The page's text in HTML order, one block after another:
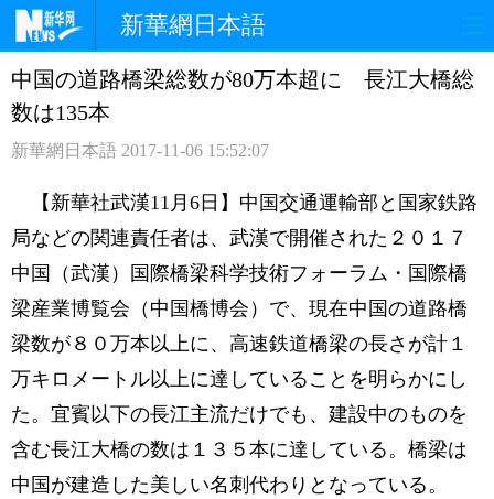
新華網日本語
ホームページ 政治 経済
観光 評論 写真
中日対訳
中国の道路橋梁総数が80万本超に 長江大橋総
数は135本
新華網日本語 2017-11-06 15:52:07
【新華社武漢11月6日】中国交通運輸部と国家鉄路
局などの関連責任者は、武漢で開催された２０１７
中国（武漢）国際橋梁科学技術フォーラム・国際橋
梁産業博覧会（中国橋博会）で、現在中国の道路橋
梁数が８０万本以上に、高速鉄道橋梁の長さが計１
万キロメートル以上に達していることを明らかにし
た。宜賓以下の長江主流だけでも、建設中のものを
含む長江大橋の数は１３５本に達している。橋梁は
中国が建造した美しい名刺代わりとなっている。